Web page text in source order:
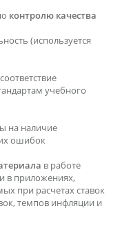
контролю качества
(используется
учебного
на наличие
ошибок
в работе
в приложениях,
при расчетах ставок
темпов инфляции и